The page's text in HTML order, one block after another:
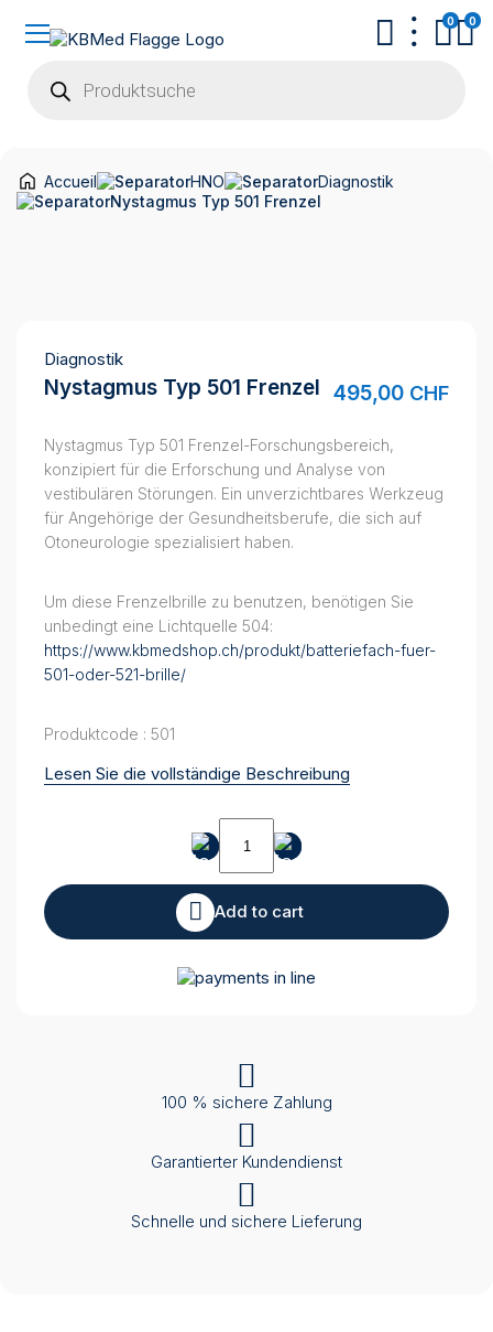
search
0 0
Accueil HNO
Diagnostik
Nystagmus Typ 501 Frenzel
Diagnostik
Nystagmus Typ 501 Frenzel 495,00 CHF
Nystagmus Typ 501 Frenzel-Forschungsbereich,
konzipiert für die Erforschung und Analyse von
vestibulären Störungen. Ein unverzichtbares Werkzeug
für Angehörige der Gesundheitsberufe, die sich auf
Otoneurologie spezialisiert haben.
Um diese Frenzelbrille zu benutzen, benötigen Sie
unbedingt eine Lichtquelle 504:
https://www.kbmedshop.ch/produkt/batteriefach-fuer-
501-oder-521-brille/
Produktcode : 501
Lesen Sie die vollständige Beschreibung
Nystagmus
Typ
Frenzel
Add to cart
100 % sichere Zahlung
Garantierter Kundendienst
Schnelle und sichere Lieferung